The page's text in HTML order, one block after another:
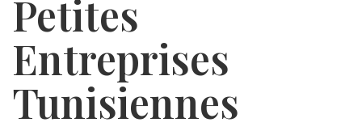
Petites
Entreprises
Tunisiennes